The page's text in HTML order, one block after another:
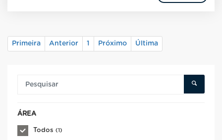
Primeira Anterior 1 Próximo Última
ÁREA
Todos (1)